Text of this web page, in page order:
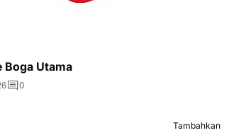
Boga Utama
0
Tambahkan